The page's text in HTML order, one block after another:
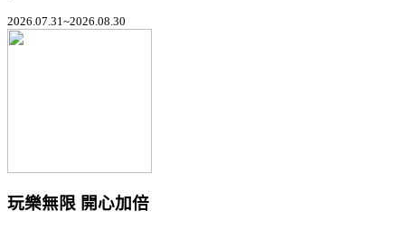
2026.07.31~2026.08.30
玩樂無限 開心加倍